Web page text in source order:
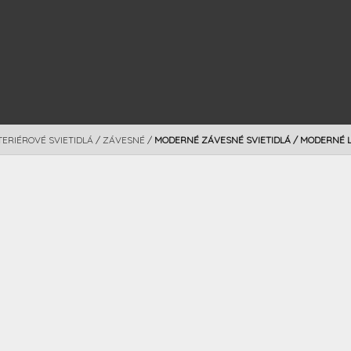
SVIETIDLÁ / ZÁVESNÉ / MODERNÉ ZÁVESNÉ SVIETIDLÁ / MODERNÉ